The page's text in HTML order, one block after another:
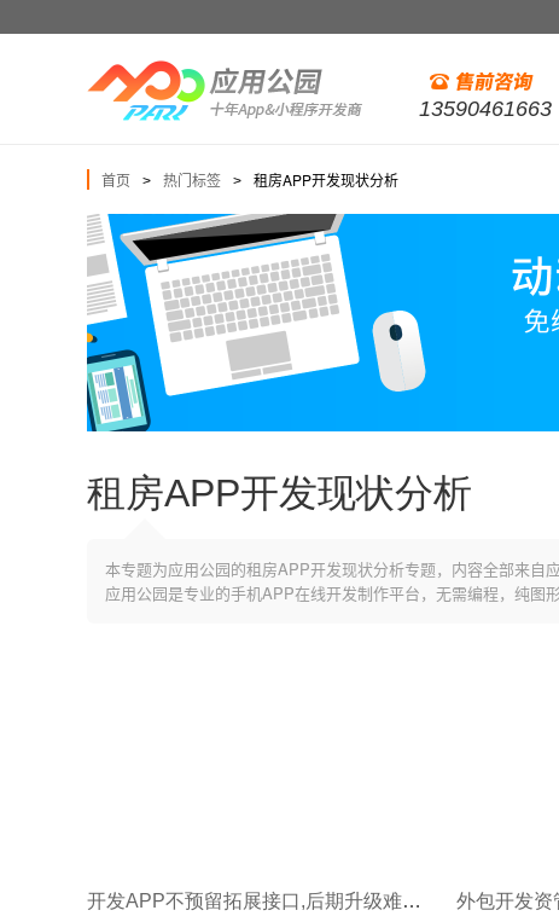
13590461663
首页 > 热门标签 > 租房APP开发现状分析
租房APP开发现状分析
本专题为应用公园的租房APP开发现状分析专题，内容全部来自
应用公园是专业的手机APP在线开发制作平台，无需编程，纯图
开发APP不预留拓展接口,后期升级难上加难